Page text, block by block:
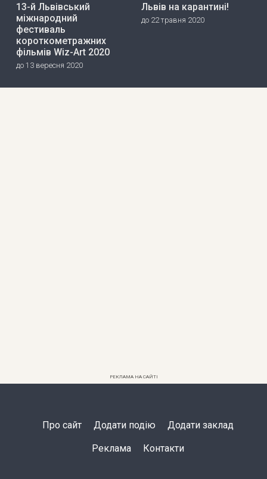
13-й Львівський
міжнародний
фестиваль
короткометражних
фільмів Wiz-Art 2020
до 13 вересня 2020
Львів на карантині!
до 22 травня 2020
РЕКЛАМА НА САЙТІ
Про сайт Додати подію Додати заклад
Реклама Контакти